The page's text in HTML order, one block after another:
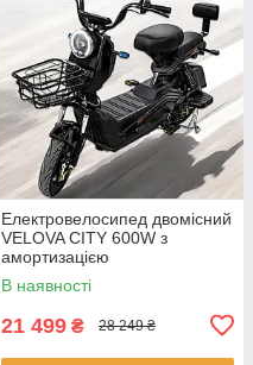
Електровелосипед двомісний
VELOVA CITY 600W з
амортизацією
В наявності
21 499 ₴ 28 249 ₴